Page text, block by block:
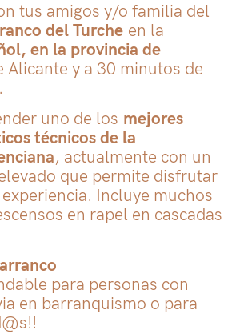
tus amigos y/o familia del
del Turche en la
en la provincia de
Alicante y a 30 minutos de
uno de los mejores
técnicos de la
, actualmente con un
que permite disfrutar
Incluye muchos
en rapel en cascadas
para personas con
en barranquismo o para